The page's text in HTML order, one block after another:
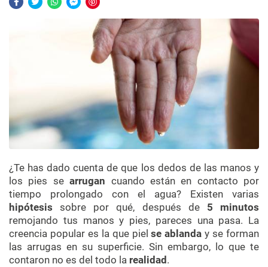
¿Te has dado cuenta de que los dedos de las manos y
los pies searrugan cuando están en contacto por
tiempo prolongado con el agua? Existen varias
hipótesis sobre por qué, después de 5 minutos
remojando tus manos y pies, pareces una pasa. La
creencia popular es la que piel se ablanday se forman
las arrugas en su superficie. Sin embargo, lo que te
contaron no es del todo la realidad .